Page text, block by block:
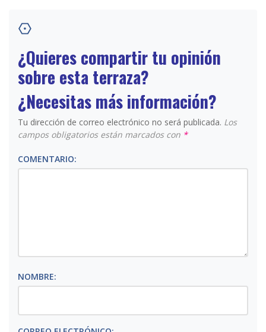
¿Quieres compartir tu opinión
sobre esta terraza?
¿Necesitas más información?
Tu dirección de correo electrónico no será publicada. Los
campos obligatorios están marcados con *
COMENTARIO:
NOMBRE: